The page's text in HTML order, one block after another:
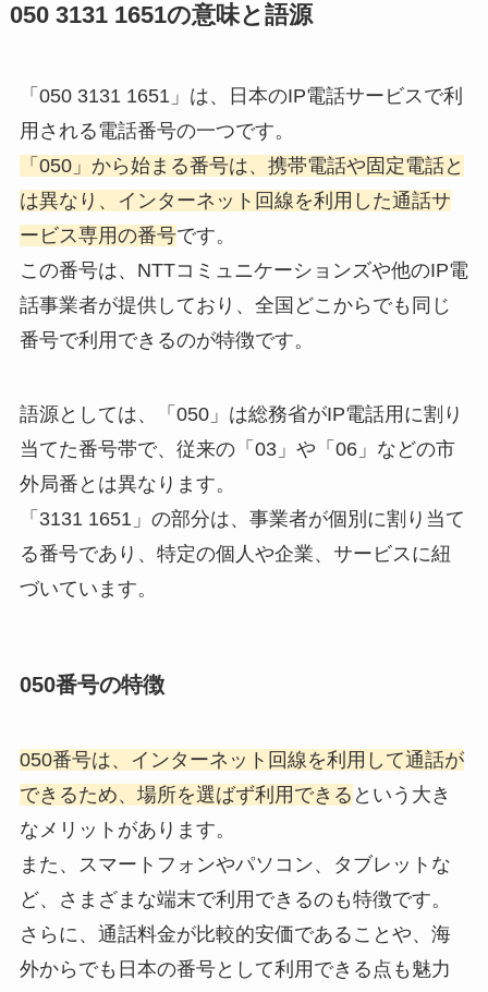
050 3131 1651の意味と語源
「050 3131 1651」は、日本のIP電話サービスで利
用される電話番号の一つです。
「050」から始まる番号は、携帯電話や固定電話と
は異なり、インターネット回線を利用した通話サ
ービス専用の番号です。
この番号は、NTTコミュニケーションズや他のIP電
話事業者が提供しており、全国どこからでも同じ
番号で利用できるのが特徴です。
語源としては、「050」は総務省がIP電話用に割り
当てた番号帯で、従来の「03」や「06」などの市
外局番とは異なります。
「3131 1651」の部分は、事業者が個別に割り当て
る番号であり、特定の個人や企業、サービスに紐
づいています。
050番号の特徴
050番号は、インターネット回線を利用して通話が
できるため、場所を選ばず利用できる という大き
なメリットがあります。
また、スマートフォンやパソコン、タブレットな
ど、さまざまな端末で利用できるのも特徴です。
さらに、通話料金が比較的安価であることや、海
外からでも日本の番号として利用できる点も魅力